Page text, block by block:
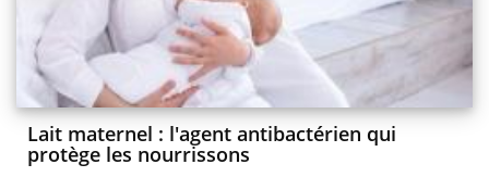
Lait maternel : l'agent antibactérien qui
protège les nourrissons